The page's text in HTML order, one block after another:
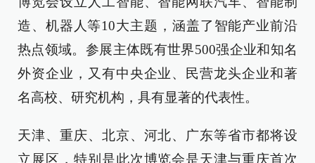
造、机器人等10大主题，涵盖了智能产业前沿
热点领域。参展主体既有世界500强企业和知名
外资企业，又有中央企业、民营龙头企业和著
名高校、研究机构，具有显著的代表性。
天津、重庆、北京、河北、广东等省市都将设
立展区，特别是此次博览会是天津与重庆首次